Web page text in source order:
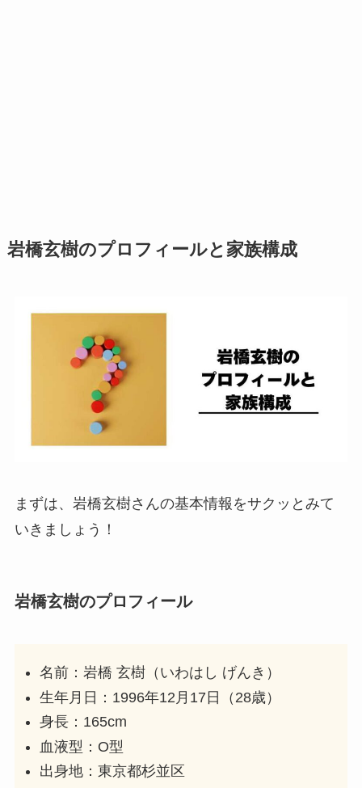
【2025最新】ベビモンダンス上手い順！日本人
メンバーをアヒョンが抜いた？
【2025年最新】目黒蓮に彼女はいない！歴代彼
女や恋愛タイプまとめ！
生田絵梨花の実家が金持ちな理由5選！父は推
定年収1億円のエリート社員！
ベビーメタルはなぜ人気？海外で支持される理
由7選！
【顔画像】中居正広の彼女はダンサーの武田舞
香！15年事実婚状態から結婚も？
岩橋玄樹のプロフィールと家族構成
まずは、岩橋玄樹さんの基本情報をサクッとみて
いきましょう！
岩橋玄樹のプロフィール
名前：岩橋 玄樹（いわはし げんき）
生年月日：1996年12月17日（28歳）
身長：165cm
血液型：O型
出身地：東京都杉並区